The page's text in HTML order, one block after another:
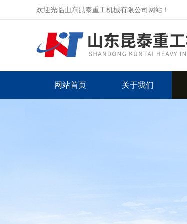
欢迎光临山东昆泰重工机械有限公司网站！
网站首页 关于我们